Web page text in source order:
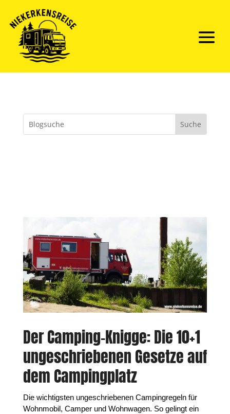
Der Camping-Knigge: Die 10+1
ungeschriebenen Gesetze auf
dem Campingplatz
Die wichtigsten ungeschriebenen Campingregeln für
Wohnmobil, Camper und Wohnwagen. So gelingt ein